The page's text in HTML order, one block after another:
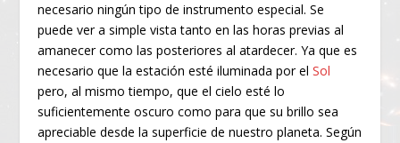
necesario ningún tipo de instrumento especial. Se
puede ver a simple vista tanto en las horas previas al
amanecer como las posteriores al atardecer. Ya que es
necesario que la estación esté iluminada por elSol
pero, al mismo tiempo, que el cielo esté lo
suficientemente oscuro como para que su brillo sea
apreciable desde la superficie de nuestro planeta. Según